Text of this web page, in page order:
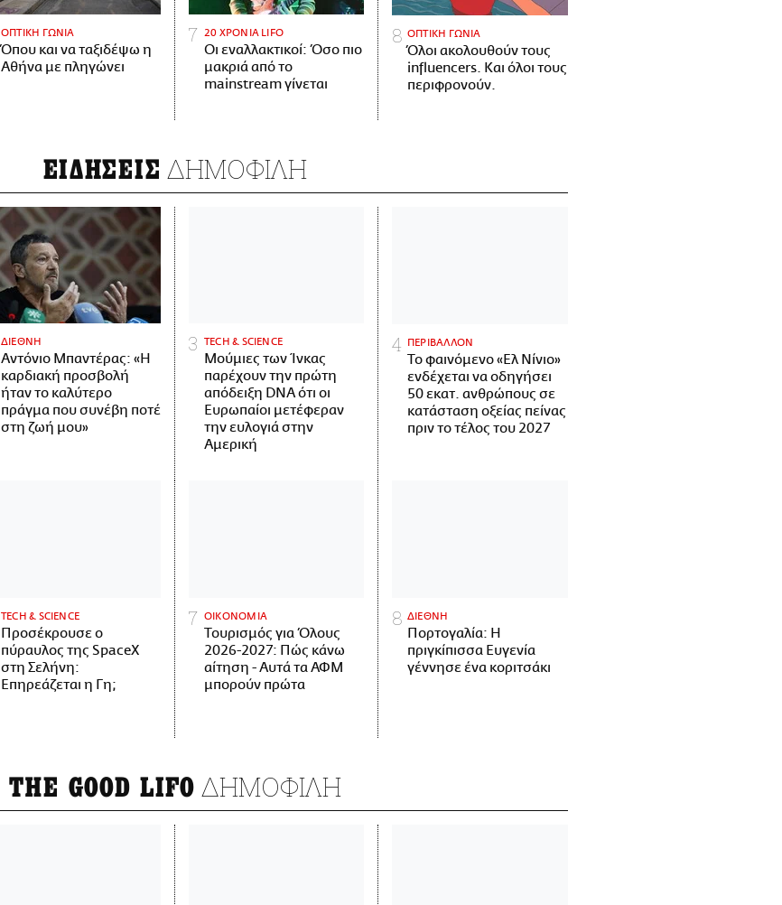
ΟΠΤΙΚΗ ΓΩΝΙΑ
Όπου και να ταξιδέψω η
Αθήνα με πληγώνει
20 ΧΡΟΝΙΑ LIFO
Οι εναλλακτικοί: Όσο πιο
μακριά από το
mainstream γίνεται
ΟΠΤΙΚΗ ΓΩΝΙΑ
Όλοι ακολουθούν τους
influencers. Και όλοι τους
περιφρονούν.
ΕΙΔΗΣΕΙΣ ΔΗΜΟΦΙΛΗ
ΔΙΕΘΝΗ
Αντόνιο Μπαντέρας: «Η
καρδιακή προσβολή
ήταν το καλύτερο
πράγμα που συνέβη ποτέ
στη ζωή μου»
ΤECH & SCIENCE
Μούμιες των Ίνκας
παρέχουν την πρώτη
απόδειξη DNA ότι οι
Ευρωπαίοι μετέφεραν
την ευλογιά στην
Αμερική
ΠΕΡΙΒΑΛΛΟΝ
Το φαινόμενο «Ελ Νίνιο»
ενδέχεται να οδηγήσει
50 εκατ. ανθρώπους σε
κατάσταση οξείας πείνας
πριν το τέλος του 2027
ΤECH & SCIENCE
Προσέκρουσε ο
πύραυλος της SpaceX
στη Σελήνη:
Επηρεάζεται η Γη;
ΟΙΚΟΝΟΜΙΑ
Τουρισμός για Όλους
2026-2027: Πώς κάνω
αίτηση - Αυτά τα ΑΦΜ
μπορούν πρώτα
ΔΙΕΘΝΗ
Πορτογαλία: Η
πριγκίπισσα Ευγενία
γέννησε ένα κοριτσάκι
THE GOOD LIFO ΔΗΜΟΦΙΛΗ